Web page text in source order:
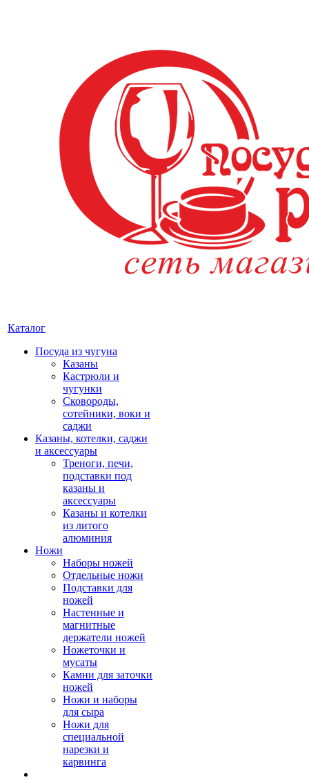
Каталог
Посуда из чугуна
Казаны
Кастрюли и
чугунки
Сковороды,
сотейники, воки и
саджи
Казаны, котелки, саджи
и аксессуары
Треноги, печи,
подставки под
казаны и
аксессуары
Казаны и котелки
из литого
алюминия
Ножи
Наборы ножей
Отдельные ножи
Подставки для
ножей
Настенные и
магнитные
держатели ножей
Ножеточки и
мусаты
Камни для заточки
ножей
Ножи и наборы
для сыра
Ножи для
специальной
нарезки и
карвинга